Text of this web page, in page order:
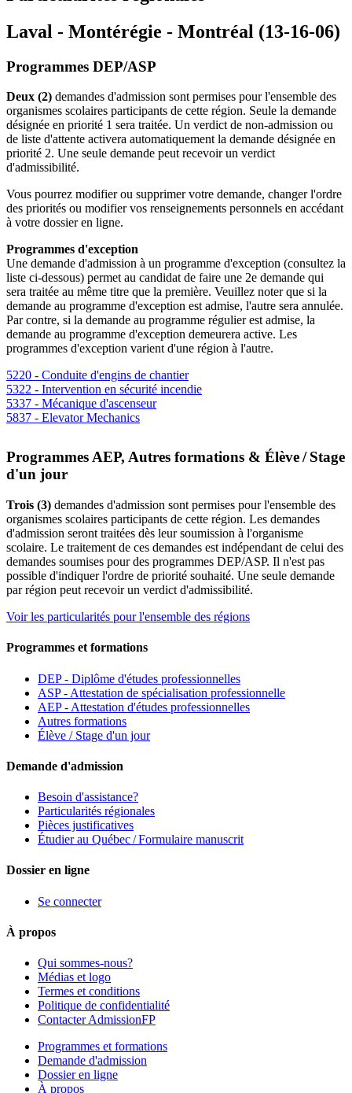
Laval - Montérégie - Montréal (13-16-06)
Programmes DEP/ASP
Deux (2) demandes d'admission sont permises pour l'ensemble des
organismes scolaires participants de cette région. Seule la demande
désignée en priorité 1 sera traitée. Un verdict de non-admission ou
de liste d'attente activera automatiquement la demande désignée en
priorité 2. Une seule demande peut recevoir un verdict
d'admissibilité.
Vous pourrez modifier ou supprimer votre demande, changer l'ordre
des priorités ou modifier vos renseignements personnels en accédant
à votre dossier en ligne.
Programmes d'exception
Une demande d'admission à un programme d'exception (consultez la
liste ci-dessous) permet au candidat de faire une 2e demande qui
sera traitée au même titre que la première. Veuillez noter que si la
demande au programme d'exception est admise, l'autre sera annulée.
Par contre, si la demande au programme régulier est admise, la
demande au programme d'exception demeurera active. Les
programmes d'exception varient d'une région à l'autre.
5220 - Conduite d'engins de chantier
5322 - Intervention en sécurité incendie
5337 - Mécanique d'ascenseur
5837 - Elevator Mechanics
Programmes AEP, Autres formations & Élève / Stage
d'un jour
Trois (3) demandes d'admission sont permises pour l'ensemble des
organismes scolaires participants de cette région. Les demandes
d'admission seront traitées dès leur soumission à l'organisme
scolaire. Le traitement de ces demandes est indépendant de celui des
demandes soumises pour des programmes DEP/ASP. Il n'est pas
possible d'indiquer l'ordre de priorité souhaité. Une seule demande
par région peut recevoir un verdict d'admissibilité.
Voir les particularités pour l'ensemble des régions
Programmes et formations
DEP - Diplôme d'études professionnelles
ASP - Attestation de spécialisation professionnelle
AEP - Attestation d'études professionnelles
Autres formations
Élève / Stage d'un jour
Demande d'admission
Besoin d'assistance?
Particularités régionales
Pièces justificatives
Étudier au Québec / Formulaire manuscrit
Dossier en ligne
Se connecter
À propos
Qui sommes-nous?
Médias et logo
Termes et conditions
Politique de confidentialité
Contacter AdmissionFP
Programmes et formations
Demande d'admission
Dossier en ligne
À propos